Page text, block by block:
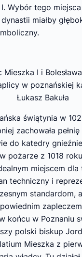
Wybór tego
miałby
Mieszka I i
w poznańskiej
Łukasz Bakuła
świątynia w
zachowała
do katedry
pożarze z 1018
miejscem dla
techniczny i
standardom,
końcu w Poznaniu
polski biskup
Mieszka z